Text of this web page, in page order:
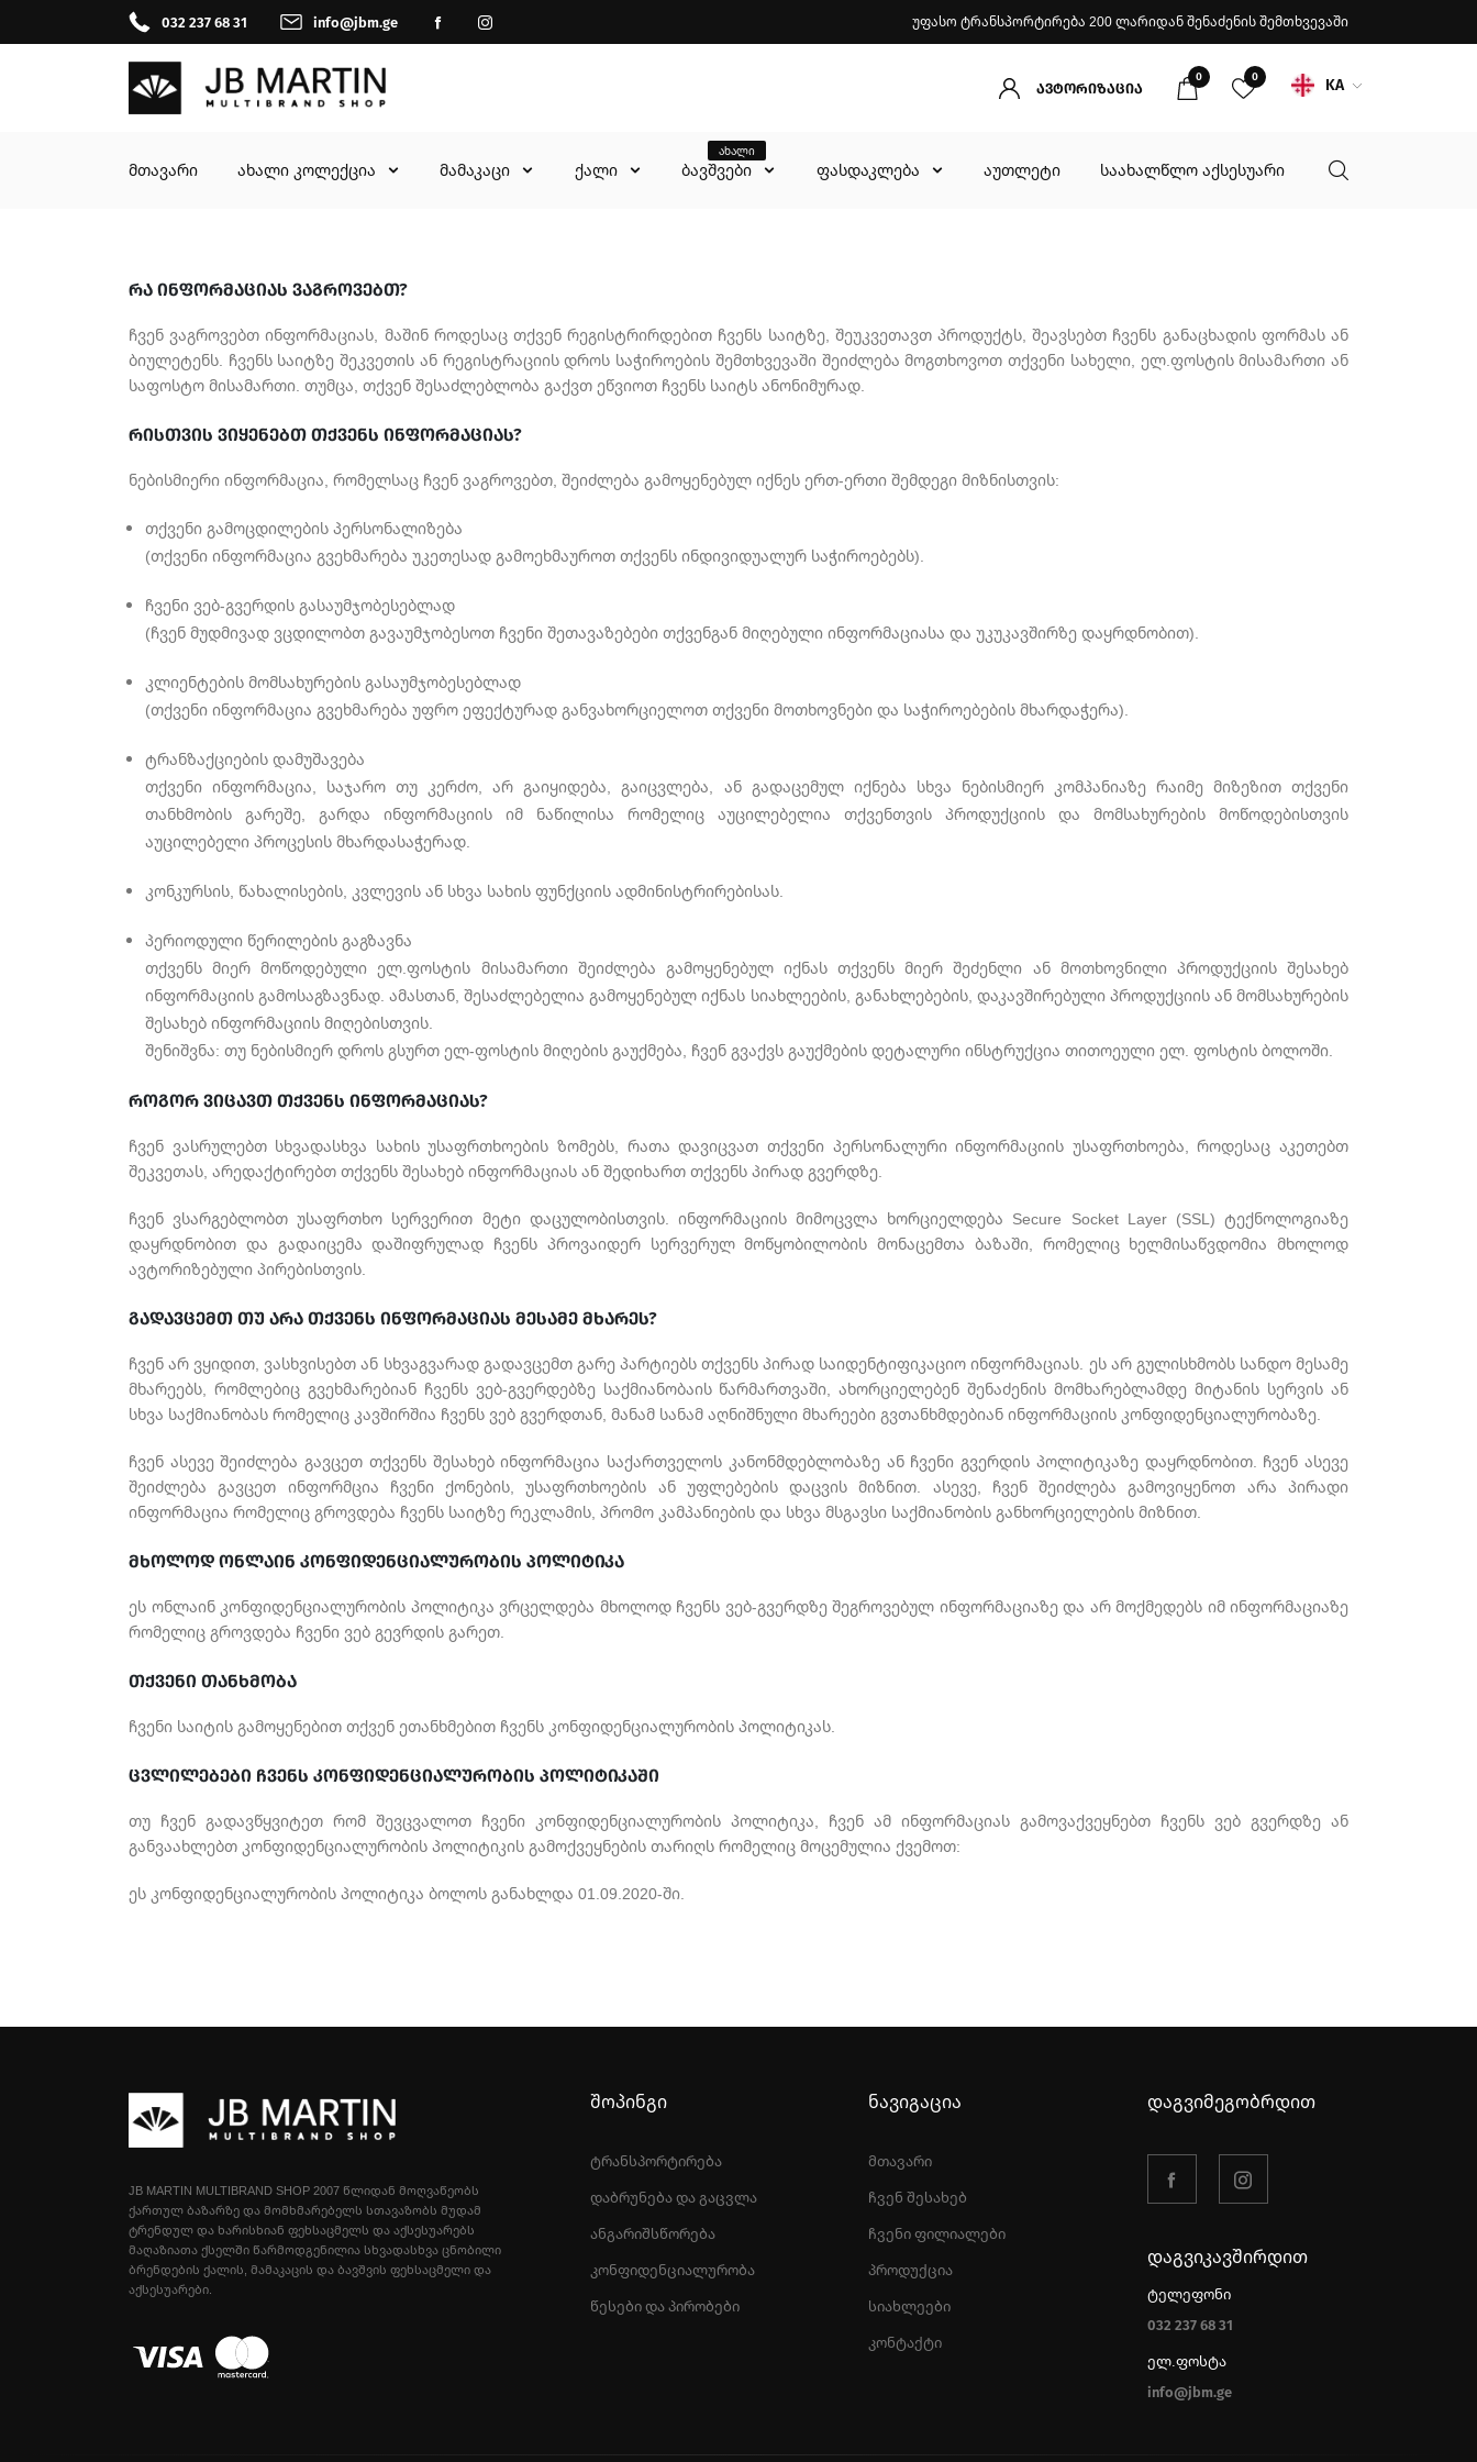
032 237 68 31 info@jbm.ge უფასო ტრანსპორტირება 200 ლარიდან შენაძენის შემთხვევაში
ავტორიზაცია
0 0 KA
მთავარი ახალი კოლექცია მამაკაცი ქალი ბავშვები
ახალი
ფასდაკლება აუთლეტი საახალწლო აქსესუარი
რა ინფორმაციას ვაგროვებთ?
ჩვენ ვაგროვებთ ინფორმაციას, მაშინ როდესაც თქვენ რეგისტრირდებით ჩვენს საიტზე, შეუკვეთავთ პროდუქტს, შეავსებთ ჩვენს განაცხადის ფორმას ან
ბიულეტენს. ჩვენს საიტზე შეკვეთის ან რეგისტრაციის დროს საჭიროების შემთხვევაში შეიძლება მოგთხოვოთ თქვენი სახელი, ელ.ფოსტის მისამართი ან
საფოსტო მისამართი. თუმცა, თქვენ შესაძლებლობა გაქვთ ეწვიოთ ჩვენს საიტს ანონიმურად.
რისთვის ვიყენებთ თქვენს ინფორმაციას?
ნებისმიერი ინფორმაცია, რომელსაც ჩვენ ვაგროვებთ, შეიძლება გამოყენებულ იქნეს ერთ-ერთი შემდეგი მიზნისთვის:
თქვენი გამოცდილების პერსონალიზება
(თქვენი ინფორმაცია გვეხმარება უკეთესად გამოეხმაუროთ თქვენს ინდივიდუალურ საჭიროებებს).
ჩვენი ვებ-გვერდის გასაუმჯობესებლად
(ჩვენ მუდმივად ვცდილობთ გავაუმჯობესოთ ჩვენი შეთავაზებები თქვენგან მიღებული ინფორმაციასა და უკუკავშირზე დაყრდნობით).
კლიენტების მომსახურების გასაუმჯობესებლად
(თქვენი ინფორმაცია გვეხმარება უფრო ეფექტურად განვახორციელოთ თქვენი მოთხოვნები და საჭიროებების მხარდაჭერა).
ტრანზაქციების დამუშავება
თქვენი ინფორმაცია, საჯარო თუ კერძო, არ გაიყიდება, გაიცვლება, ან გადაცემულ იქნება სხვა ნებისმიერ კომპანიაზე რაიმე მიზეზით თქვენი
თანხმობის გარეშე, გარდა ინფორმაციის იმ ნაწილისა რომელიც აუცილებელია თქვენთვის პროდუქციის და მომსახურების მოწოდებისთვის
აუცილებელი პროცესის მხარდასაჭერად.
კონკურსის, წახალისების, კვლევის ან სხვა სახის ფუნქციის ადმინისტრირებისას.
პერიოდული წერილების გაგზავნა
თქვენს მიერ მოწოდებული ელ.ფოსტის მისამართი შეიძლება გამოყენებულ იქნას თქვენს მიერ შეძენლი ან მოთხოვნილი პროდუქციის შესახებ
ინფორმაციის გამოსაგზავნად. ამასთან, შესაძლებელია გამოყენებულ იქნას სიახლეების, განახლებების, დაკავშირებული პროდუქციის ან მომსახურების
შესახებ ინფორმაციის მიღებისთვის.
შენიშვნა: თუ ნებისმიერ დროს გსურთ ელ-ფოსტის მიღების გაუქმება, ჩვენ გვაქვს გაუქმების დეტალური ინსტრუქცია თითოეული ელ. ფოსტის ბოლოში.
როგორ ვიცავთ თქვენს ინფორმაციას?
ჩვენ ვასრულებთ სხვადასხვა სახის უსაფრთხოების ზომებს, რათა დავიცვათ თქვენი პერსონალური ინფორმაციის უსაფრთხოება, როდესაც აკეთებთ
შეკვეთას, არედაქტირებთ თქვენს შესახებ ინფორმაციას ან შედიხართ თქვენს პირად გვერდზე.
ჩვენ ვსარგებლობთ უსაფრთხო სერვერით მეტი დაცულობისთვის. ინფორმაციის მიმოცვლა ხორციელდება Secure Socket Layer (SSL) ტექნოლოგიაზე
დაყრდნობით და გადაიცემა დაშიფრულად ჩვენს პროვაიდერ სერვერულ მოწყობილობის მონაცემთა ბაზაში, რომელიც ხელმისაწვდომია მხოლოდ
ავტორიზებული პირებისთვის.
გადავცემთ თუ არა თქვენს ინფორმაციას მესამე მხარეს?
ჩვენ არ ვყიდით, ვასხვისებთ ან სხვაგვარად გადავცემთ გარე პარტიებს თქვენს პირად საიდენტიფიკაციო ინფორმაციას. ეს არ გულისხმობს სანდო მესამე
მხარეებს, რომლებიც გვეხმარებიან ჩვენს ვებ-გვერდებზე საქმიანობაის წარმართვაში, ახორციელებენ შენაძენის მომხარებლამდე მიტანის სერვის ან
სხვა საქმიანობას რომელიც კავშირშია ჩვენს ვებ გვერდთან, მანამ სანამ აღნიშნული მხარეები გვთანხმდებიან ინფორმაციის კონფიდენციალურობაზე.
ჩვენ ასევე შეიძლება გავცეთ თქვენს შესახებ ინფორმაცია საქართველოს კანონმდებლობაზე ან ჩვენი გვერდის პოლიტიკაზე დაყრდნობით. ჩვენ ასევე
შეიძლება გავცეთ ინფორმცია ჩვენი ქონების, უსაფრთხოების ან უფლებების დაცვის მიზნით. ასევე, ჩვენ შეიძლება გამოვიყენოთ არა პირადი
ინფორმაცია რომელიც გროვდება ჩვენს საიტზე რეკლამის, პრომო კამპანიების და სხვა მსგავსი საქმიანობის განხორციელების მიზნით.
მხოლოდ ონლაინ კონფიდენციალურობის პოლიტიკა
ეს ონლაინ კონფიდენციალურობის პოლიტიკა ვრცელდება მხოლოდ ჩვენს ვებ-გვერდზე შეგროვებულ ინფორმაციაზე და არ მოქმედებს იმ ინფორმაციაზე
რომელიც გროვდება ჩვენი ვებ გევრდის გარეთ.
თქვენი თანხმობა
ჩვენი საიტის გამოყენებით თქვენ ეთანხმებით ჩვენს კონფიდენციალურობის პოლიტიკას.
ცვლილებები ჩვენს კონფიდენციალურობის პოლიტიკაში
თუ ჩვენ გადავწყვიტეთ რომ შევცვალოთ ჩვენი კონფიდენციალურობის პოლიტიკა, ჩვენ ამ ინფორმაციას გამოვაქვეყნებთ ჩვენს ვებ გვერდზე ან
განვაახლებთ კონფიდენციალურობის პოლიტიკის გამოქვეყნების თარიღს რომელიც მოცემულია ქვემოთ:
ეს კონფიდენციალურობის პოლიტიკა ბოლოს განახლდა 01.09.2020-ში.
JB MARTIN MULTIBRAND SHOP 2007 ᲬᲚᲘᲓᲐᲜ ᲛᲝᲦᲕᲐᲬᲔᲝᲑᲡ
ᲥᲐᲠᲗᲣᲚ ᲑᲐᲖᲐᲠᲖᲔ ᲓᲐ ᲛᲝᲛᲮᲛᲐᲠᲔᲑᲔᲚᲡ ᲡᲗᲐᲕᲐᲖᲝᲑᲡ ᲛᲣᲓᲐᲛ
ᲢᲠᲔᲜᲓᲣᲚ ᲓᲐ ᲮᲐᲠᲘᲡᲮᲘᲐᲜ ᲤᲔᲮᲡᲐᲪᲛᲔᲚᲡ ᲓᲐ ᲐᲥᲡᲔᲡᲣᲐᲠᲔᲑᲡ
ᲛᲐᲦᲐᲖᲘᲐᲗᲐ ᲥᲡᲔᲚᲨᲘ ᲬᲐᲠᲛᲝᲓᲒᲔᲜᲘᲚᲘᲐ ᲡᲮᲕᲐᲓᲐᲡᲮᲕᲐ ᲪᲜᲝᲑᲘᲚᲘ
ᲑᲠᲔᲜᲓᲔᲑᲘᲡ ᲥᲐᲚᲘᲡ, ᲛᲐᲛᲐᲙᲐᲪᲘᲡ ᲓᲐ ᲑᲐᲕᲨᲕᲘᲡ ᲤᲔᲮᲡᲐᲪᲛᲔᲚᲘ ᲓᲐ
ᲐᲥᲡᲔᲡᲣᲐᲠᲔᲑᲘ.
შოპინგი
ტრანსპორტირება
დაბრუნება და გაცვლა
ანგარიშსწორება
კონფიდენციალურობა
წესები და პირობები
ნავიგაცია
მთავარი
ჩვენ შესახებ
ჩვენი ფილიალები
პროდუქცია
სიახლეები
კონტაქტი
დაგვიმეგობრდით
დაგვიკავშირდით
ტელეფონი
032 237 68 31
ელ.ფოსტა
info@jbm.ge